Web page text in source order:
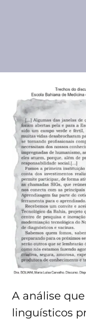
A análise
linguísticos